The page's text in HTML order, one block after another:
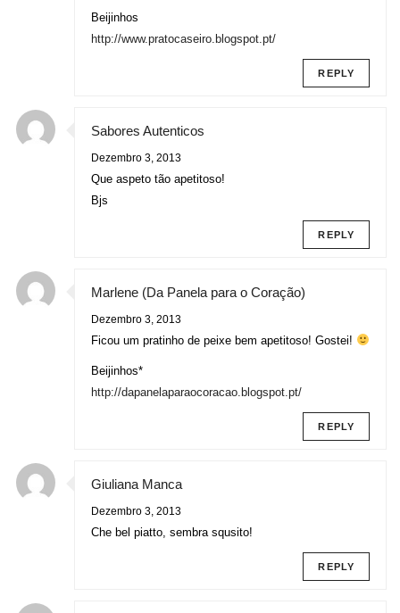
Beijinhos
http://www.pratocaseiro.blogspot.pt/
REPLY
Sabores Autenticos
Dezembro 3, 2013
Que aspeto tão apetitoso!
Bjs
REPLY
Marlene (Da Panela para o Coração)
Dezembro 3, 2013
Ficou um pratinho de peixe bem apetitoso! Gostei!
Beijinhos*
http://dapanelaparaocoracao.blogspot.pt/
REPLY
Giuliana Manca
Dezembro 3, 2013
Che bel piatto, sembra squsito!
REPLY